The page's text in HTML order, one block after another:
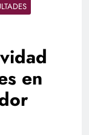
en